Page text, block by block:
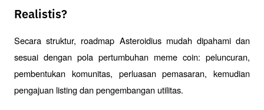
Realistis?
Secara struktur, roadmap Asteroidius mudah dipahami dan
sesuai dengan pola pertumbuhan meme coin: peluncuran,
pembentukan komunitas, perluasan pemasaran, kemudian
pengajuan listing dan pengembangan utilitas.